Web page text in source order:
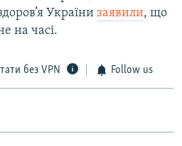
України заявили, що
на часі.
без VPN Follow us